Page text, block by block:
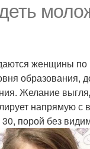
женщины по
образования,
Желание
напрямую с
30, порой без